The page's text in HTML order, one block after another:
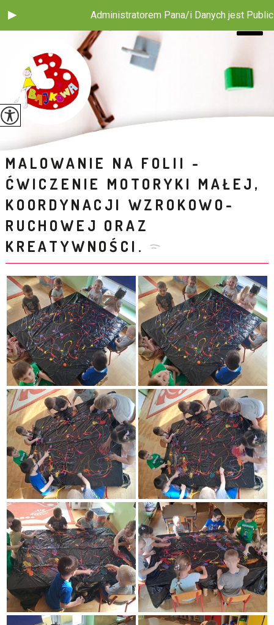
Administratorem Pana/i Danych jest Publiczne
MALOWANIE NA FOLII -
ĆWICZENIE MOTORYKI MAŁEJ,
KOORDYNACJI WZROKOWO-
RUCHOWEJ ORAZ
KREATYWNOŚCI.